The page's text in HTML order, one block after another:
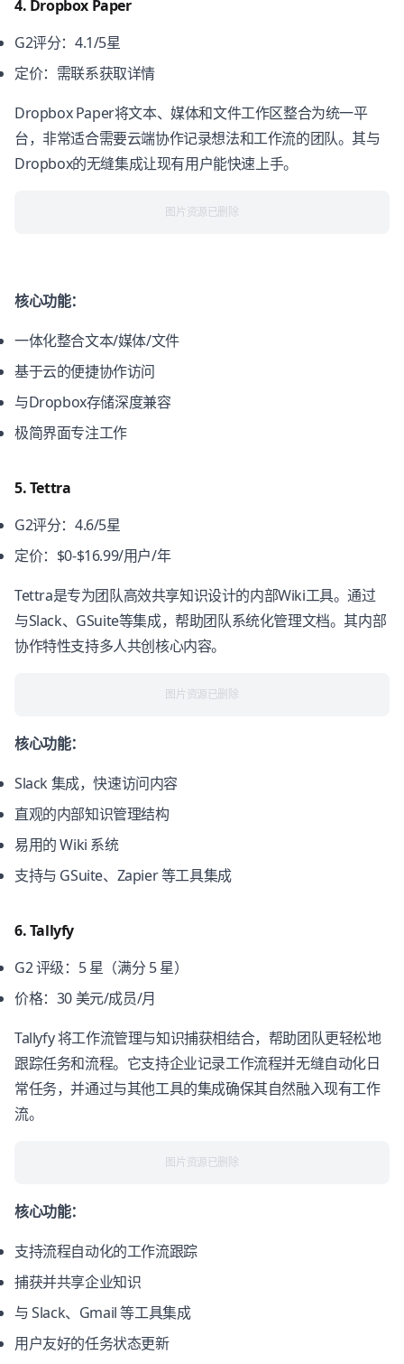
4. Dropbox Paper
G2评分：4.1/5星
定价：需联系获取详情
Dropbox Paper将文本、媒体和文件工作区整合为统一平
台，非常适合需要云端协作记录想法和工作流的团队。其与
Dropbox的无缝集成让现有用户能快速上手。
图片资源已删除
核心功能：
一体化整合文本/媒体/文件
基于云的便捷协作访问
与Dropbox存储深度兼容
极简界面专注工作
5. Tettra
G2评分：4.6/5星
定价：$0-$16.99/用户/年
Tettra是专为团队高效共享知识设计的内部Wiki工具。通过
与Slack、GSuite等集成，帮助团队系统化管理文档。其内部
协作特性支持多人共创核心内容。
图片资源已删除
核心功能：
Slack 集成，快速访问内容
直观的内部知识管理结构
易用的 Wiki 系统
支持与 GSuite、Zapier 等工具集成
6. Tallyfy
G2 评级：5 星（满分 5 星）
价格：30 美元/成员/月
Tallyfy 将工作流管理与知识捕获相结合，帮助团队更轻松地
跟踪任务和流程。它支持企业记录工作流程并无缝自动化日
常任务，并通过与其他工具的集成确保其自然融入现有工作
流。
图片资源已删除
核心功能：
支持流程自动化的工作流跟踪
捕获并共享企业知识
与 Slack、Gmail 等工具集成
用户友好的任务状态更新